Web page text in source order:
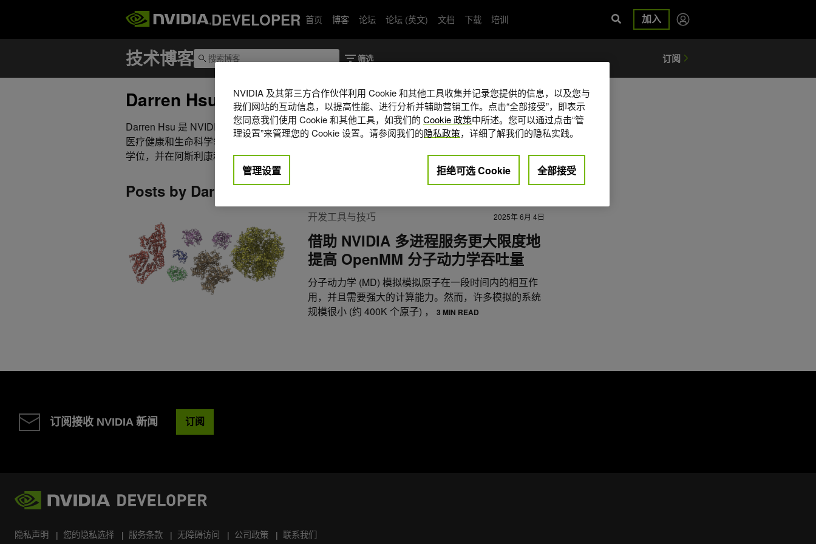
DEVELOPER 首页 博客 论坛 论坛 (英文) 文档 下载 培训 加入
Darren Hsu
Darren Hsu 是 NVIDIA 的解决方案架构师，致力于将 GPU 技术集成到
医疗健康和生命科学领域的计算工作流中。他在西北大学获得化学博士
学位，并在阿斯利康和橡树岭国家实验室完成博士后研究。
Posts by Darren Hsu
开发工具与技巧 2025年 6月 4日
借助 NVIDIA 多进程服务更大限度地
提高 OpenMM 分子动力学吞吐量
分子动力学 (MD) 模拟模拟原子在一段时间内的相互作
用，并且需要强大的计算能力。然而，许多模拟的系统
规模很小 (约 400K 个原子) ，
3 MIN READ
订阅接收 NVIDIA 新闻 订阅
隐私声明 您的隐私选择 服务条款 无障碍访问 公司政策 联系我们
NVIDIA 及其第三方合作伙伴利用 Cookie 和其他工具收集并记录您提供的信息，以及您与
我们网站的互动信息，以提高性能、进行分析并辅助营销工作。点击“全部接受”，即表示
您同意我们使用 Cookie 和其他工具，如我们的 Cookie 政策中所述。您可以通过点击“管
理设置”来管理您的 Cookie 设置。请参阅我们的隐私政策，详细了解我们的隐私实践。
管理设置 拒绝可选 Cookie 全部接受